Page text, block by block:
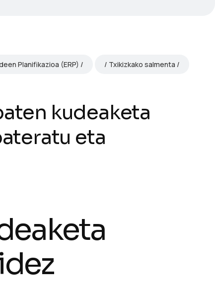
Planifikazioa (ERP) Txikizkako salmenta
kudeaketa
eta